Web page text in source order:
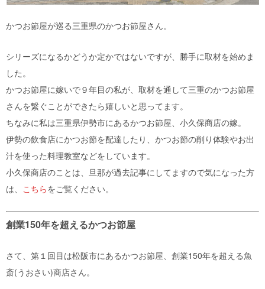
かつお節屋が巡る三重県のかつお節屋さん。
シリーズになるかどうか定かではないですが、勝手に取材を始めま
した。
かつお節屋に嫁いで９年目の私が、取材を通して三重のかつお節屋
さんを繋ぐことができたら嬉しいと思ってます。
ちなみに私は三重県伊勢市にあるかつお節屋、小久保商店の嫁。
伊勢の飲食店にかつお節を配達したり、かつお節の削り体験やお出
汁を使った料理教室などをしています。
小久保商店のことは、旦那が過去記事にしてますので気になった方
は、 こちらをご覧ください。
創業150年を超えるかつお節屋
さて、第１回目は松阪市にあるかつお節屋、創業150年を超える魚
斎(うおさい)商店さん。